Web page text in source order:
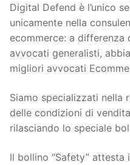
Digital Defend è l’unico
unicamente nella
ecommerce: a
avvocati generalisti,
migliori avvocati
Siamo specializzati nella
delle condizioni di
rilasciando lo speciale
Il bollino “Safety”